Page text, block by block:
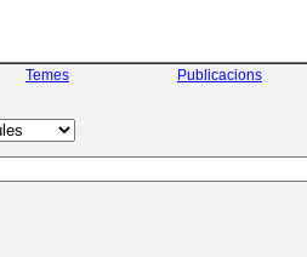
Temes Publicacions